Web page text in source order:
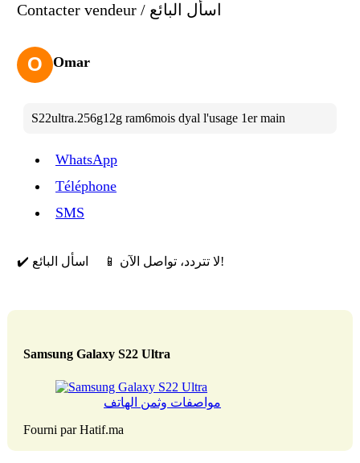
Contacter vendeur / اسأل البائع
O Omar
S22ultra.256g12g ram6mois dyal l'usage 1er main
WhatsApp
Téléphone
SMS
✔️ اسأل البائع 📱 لا تتردد، تواصل الآن!
Samsung Galaxy S22 Ultra
مواصفات وثمن الهاتف
Fourni par Hatif.ma